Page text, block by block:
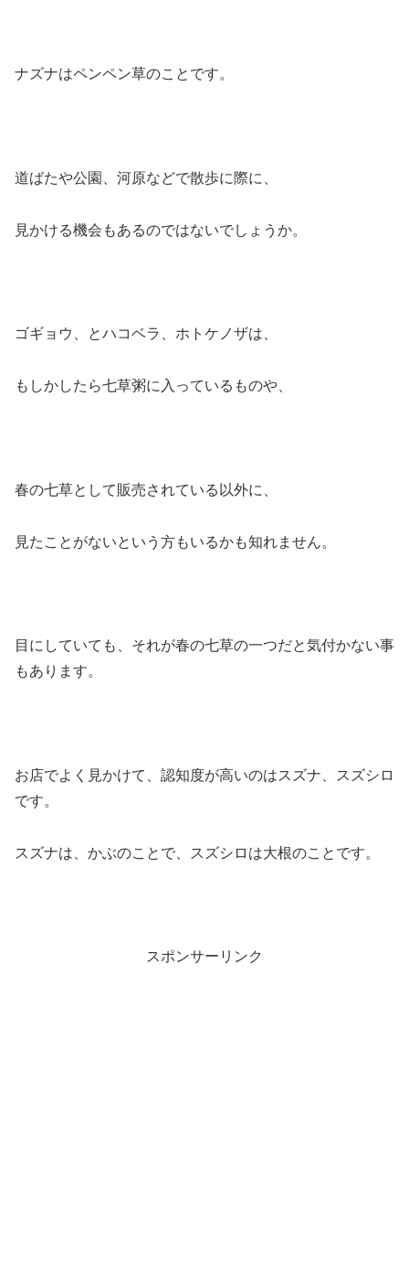
ナズナはペンペン草のことです。
道ばたや公園、河原などで散歩に際に、
見かける機会もあるのではないでしょうか。
ゴギョウ、とハコベラ、ホトケノザは、
もしかしたら七草粥に入っているものや、
春の七草として販売されている以外に、
見たことがないという方もいるかも知れません。
目にしていても、それが春の七草の一つだと気付かない事
もあります。
お店でよく見かけて、認知度が高いのはスズナ、スズシロ
です。
スズナは、かぶのことで、スズシロは大根のことです。
スポンサーリンク